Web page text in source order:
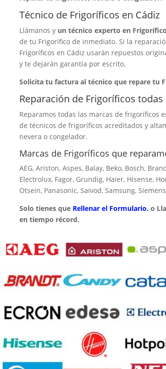
Técnico de Frigoríficos en Cádiz
Llámanos y un técnico experto en
de tu Frigorífico de inmediato. Si la
Frigoríficos en Cádiz usarán repuestos
y te dejarán garantía por escrito.
Solicita tu factura al técnico que repare tu
Reparación de Frigoríficos
Reparamos todas las marcas de frigoríficos
de técnicos de frigoríficos acreditados y
nevera o congelador.
Marcas de Frigoríficos que
AEG, Ariston, Aspes, Balay, Beko, Bosch,
Electrolux, Fagor, Grundig, Haier, Hisense,
Otsein, Panasonic, Saivod, Samsung,
Solo tienes que Rellenar el Formulario. o
en tiempo récord.